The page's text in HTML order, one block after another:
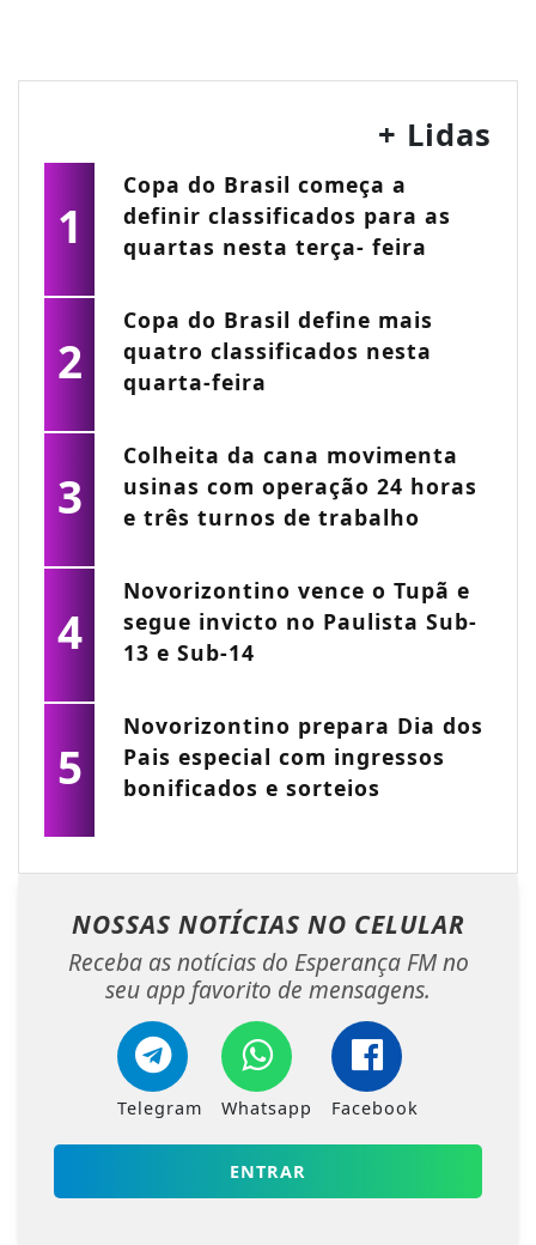
+ Lidas
1
Copa do Brasil começa a
definir classificados para as
quartas nesta terça- feira
2
Copa do Brasil define mais
quatro classificados nesta
quarta-feira
3
Colheita da cana movimenta
usinas com operação 24 horas
e três turnos de trabalho
4
Novorizontino vence o Tupã e
segue invicto no Paulista Sub-
13 e Sub-14
5
Novorizontino prepara Dia dos
Pais especial com ingressos
bonificados e sorteios
NOSSAS NOTÍCIAS NO CELULAR
Receba as notícias do Esperança FM no
seu app favorito de mensagens.
Telegram Whatsapp Facebook
ENTRAR